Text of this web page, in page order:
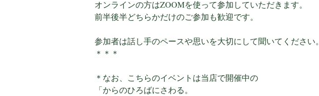
オンラインの方はZOOMを使って参加していただきます。
前半後半どちらかだけのご参加も歓迎です。
参加者は話し手のペースや思いを大切にして聞いてください。
＊＊＊
＊なお、こちらのイベントは当店で開催中の
「からのひろばにさわる。